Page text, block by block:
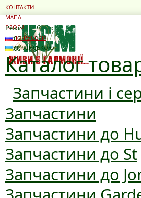
Режим роботи:
10:00 - 19:00
10:00 - 16:00
Каталог
Запчастини і
Запчастини
Запчастини до
Запчастини до St
Запчастини до
КОНТАКТИ
МАПА
БЛОГИ
ПО-РУССКИ
УКРАЇНСЬКОЮ